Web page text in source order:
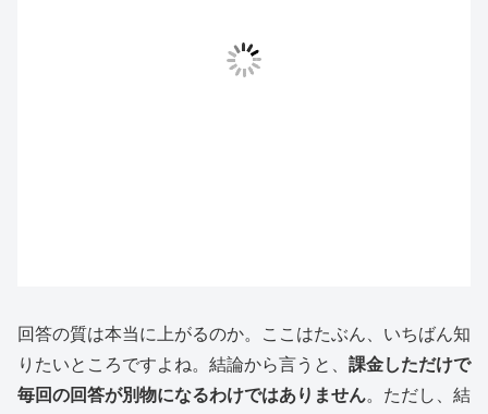
回答の質は本当に上がるのか。ここはたぶん、いちばん知
りたいところですよね。結論から言うと、 課金しただけで
毎回の回答が別物になるわけではありません。ただし、結